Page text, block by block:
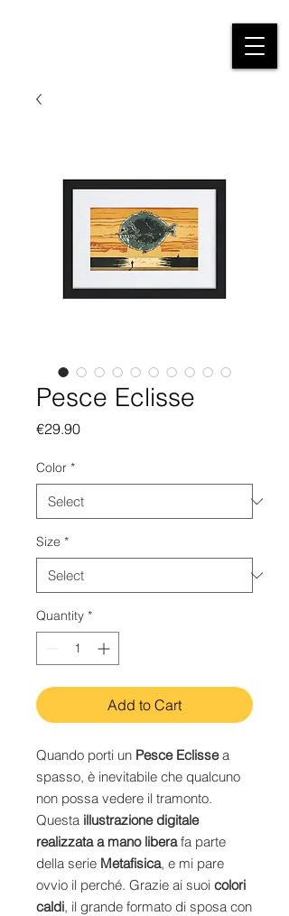
Pesce Eclisse
€29.90Price
Color *
Size *
Quantity *
Add to Cart
Quando porti un Pesce Eclissea
spasso, è inevitabile che qualcuno
non possa vedere il tramonto.
Questa illustrazione digitale
realizzata a mano liberafa parte
della serie Metafisica, e mi pare
ovvio il perché. Grazie ai suoi colori
caldi, il grande formato di sposa con